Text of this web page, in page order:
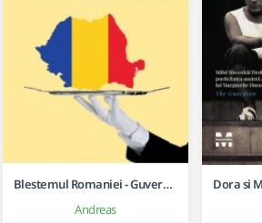
Andreas
Blestemul Romaniei - Guvernarile corupte, partidele parazitare